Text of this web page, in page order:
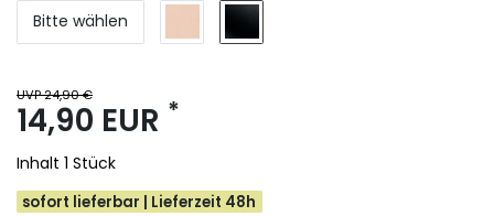
Bitte wählen
UVP 24,90 €
14,90 EUR *
Inhalt 1 Stück
sofort lieferbar | Lieferzeit 48h